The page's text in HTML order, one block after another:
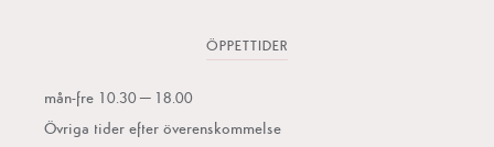
ÖPPETTIDER
mån-fre 10.30–18.00
Övriga tider efter överenskommelse